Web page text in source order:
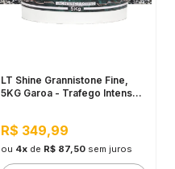
LT Shine Grannistone Fine,
5KG Garoa - Trafego Intenso
R$ 349,99
ou 4xde R$ 87,50 sem juros